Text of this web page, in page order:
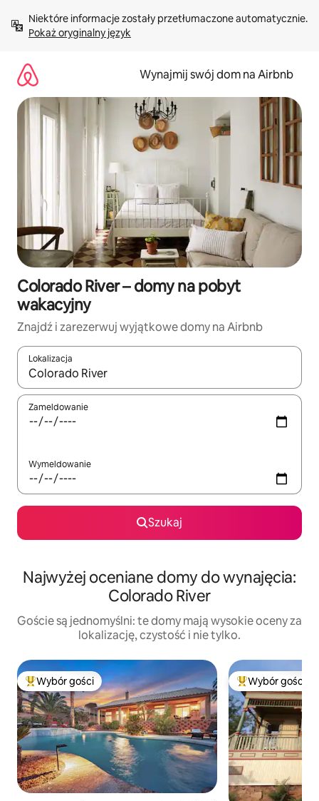
treści Pokaż oryginalny język
Wynajmij swój dom na Airbnb
Colorado River – domy na pobyt
wakacyjny
Znajdź i zarezerwuj wyjątkowe domy na Airbnb
Lokalizacja
Gdy wyniki będą dostępne, możesz poruszać się po nich za
Zameldowanie
Wymeldowanie
Szukaj
Najwyżej oceniane domy do wynajęcia:
Colorado River
Goście są jednomyślni: te domy mają wysokie oceny za
lokalizację, czystość i nie tylko.
Najpopularniejsze z kategorii Wybór gości
Wybór gości Wybór gości